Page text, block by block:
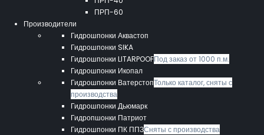
ПРП-60
Производители
Гидрошпонки Аквастоп
Гидрошпонки SIKA
Гидрошпонки LITARPOOFПод заказ от 1000 п.м.
Гидрошпонки Икопал
Гидрошпонки ВатерстопТолько каталог, сняты с
производства
Гидрошпонки Дьюмарк
Гидропшонки Патриот
Гидрошпонки ПК ППЗСняты с производства